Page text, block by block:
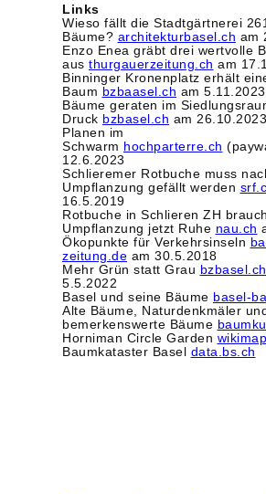
Links
Wieso fällt die Stadtgärtnerei 261
Bäume? architekturbasel.ch am
Enzo Enea gräbt drei wertvolle
aus thurgauerzeitung.ch am
Binninger Kronenplatz erhält
Baum bzbaasel.ch am 5.11.2023
Bäume geraten im
Druck bzbasel.ch am 26.10.2023
Planen im
Schwarm hochparterre.ch
12.6.2023
Schlieremer Rotbuche muss
Umpflanzung gefällt werden
16.5.2019
Rotbuche in Schlieren ZH
Umpflanzung jetzt Ruhe nau.ch
Ökopunkte für Verkehrsinseln
zeitung.de am 30.5.2018
Mehr Grün statt Grau bzbasel.ch
5.5.2022
Basel und seine Bäume basel-
Alte Bäume, Naturdenkmäler
bemerkenswerte Bäume
Horniman Circle Garden
Baumkataster Basel data.bs.ch